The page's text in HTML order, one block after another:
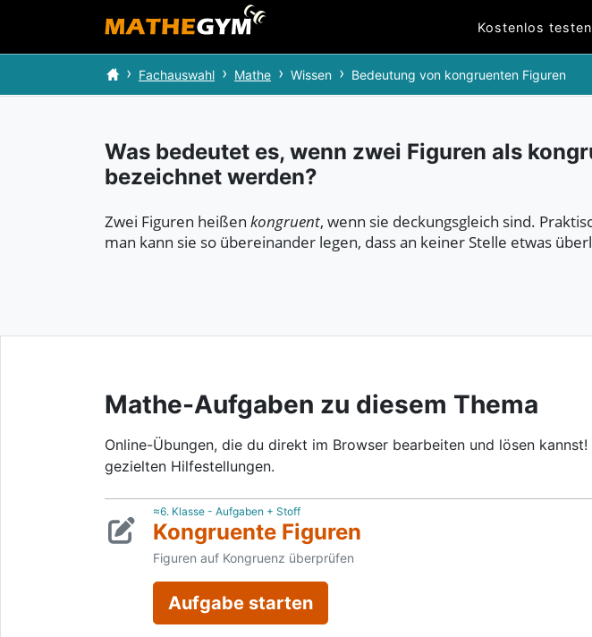
Kostenlos testen
Fachauswahl Mathe Wissen Bedeutung von kongruenten Figuren
Was bedeutet es, wenn zwei Figuren als
bezeichnet werden?
Zwei Figuren heißen kongruent, wenn sie deckungsgleich sind.
man kann sie so übereinander legen, dass an keiner Stelle etwas
Mathe-Aufgaben zu diesem Thema
Online-Übungen, die du direkt im Browser bearbeiten und lösen
gezielten Hilfestellungen.
≈6. Klasse - Aufgaben + Stoff
Kongruente Figuren
Figuren auf Kongruenz überprüfen
Aufgabe starten